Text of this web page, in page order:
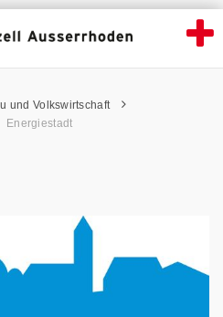
Ausserrhoden
öffnen
und Volkswirtschaft
Energiestadt